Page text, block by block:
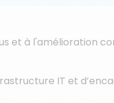
et à l'amélioration
IT et